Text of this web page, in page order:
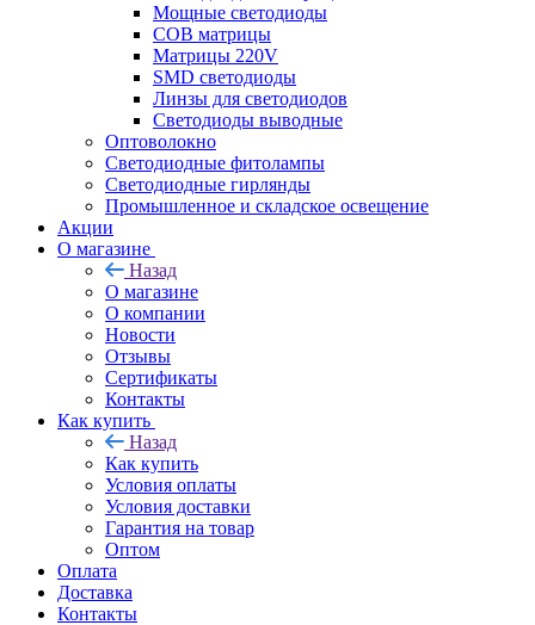
Мощные светодиоды
COB матрицы
Матрицы 220V
SMD светодиоды
Линзы для светодиодов
Светодиоды выводные
Оптоволокно
Светодиодные фитолампы
Светодиодные гирлянды
Промышленное и складское освещение
Акции
О магазине
Назад
О магазине
О компании
Новости
Отзывы
Сертификаты
Контакты
Как купить
Назад
Как купить
Условия оплаты
Условия доставки
Гарантия на товар
Оптом
Оплата
Доставка
Контакты